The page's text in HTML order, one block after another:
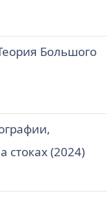
Большого
стоках (2024)